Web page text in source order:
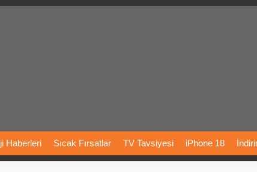
Haberleri Sıcak Fırsatlar TV Tavsiyesi iPhone 18